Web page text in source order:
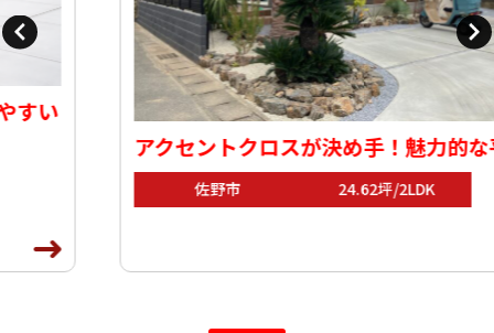
アクセントクロスが決め手！魅力的な平屋